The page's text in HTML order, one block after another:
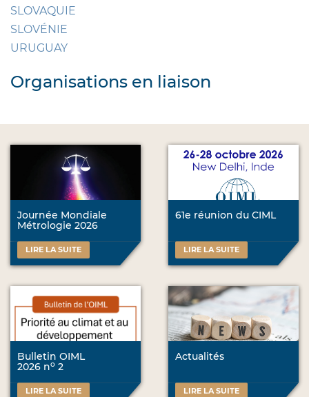
SLOVAQUIE
SLOVÉNIE
URUGUAY
Organisations en liaison
Journée Mondiale
Métrologie 2026
LIRE LA SUITE
61e réunion du CIML
LIRE LA SUITE
Bulletin OIML
2026 no 2
LIRE LA SUITE
Actualités
LIRE LA SUITE